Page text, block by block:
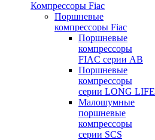
Компрессоры Fiac
Поршневые
компрессоры Fiac
Поршневые
компрессоры
FIAC серии AB
Поршневые
компрессоры
серии LONG LIFE
Малошумные
поршневые
компрессоры
серии SCS